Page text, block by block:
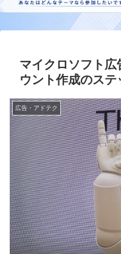
マイクロソフト
ウント作成のス
広告・アドテク